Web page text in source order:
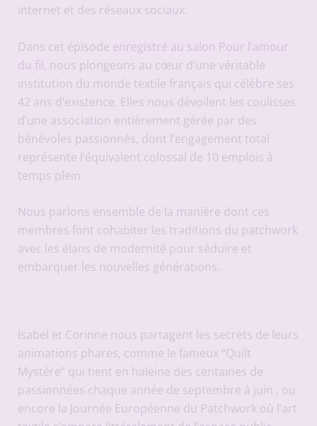
internet et des réseaux sociaux.
Dans cet épisode enregistré au salon Pour l’amour
du fil , nous plongeons au cœur d’une véritable
institution du monde textile français qui célèbre ses
42 ans d’existence. Elles nous dévoilent les coulisses
d’une association entièrement gérée par des
bénévoles passionnés, dont l’engagement total
représente l’équivalent colossal de 10 emplois à
temps plein.
Nous parlons ensemble de la manière dont ces
membres font cohabiter les traditions du patchwork
avec les élans de modernité pour séduire et
embarquer les nouvelles générations.
Isabel et Corinne nous partagent les secrets de leurs
animations phares, comme le fameux “Quilt
Mystère” qui tient en haleine des centaines de
passionnées chaque année de septembre à juin , ou
encore la Journée Européenne du Patchwork où l’art